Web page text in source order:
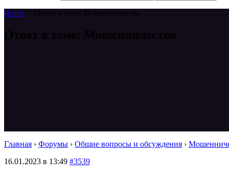
Home Ответ в теме: Мошенничество
Ответ в теме: Мошенничество
Главная › Форумы › Общие вопросы и обсуждения ›
16.01.2023 в 13:49 #3539